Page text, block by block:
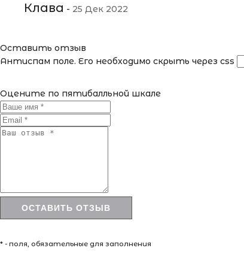
Клава - 25 Дек 2022
Оставить отзыв
Антиспам поле. Его необходимо скрыть через css
Оцените по пятибалльной шкале
* - поля, обязательные для заполнения